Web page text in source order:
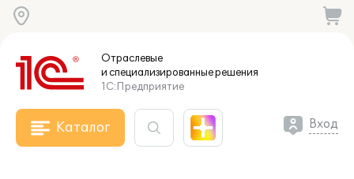
Отраслевые
и специализированныерешения
1С:Предприятие
Каталог Вход